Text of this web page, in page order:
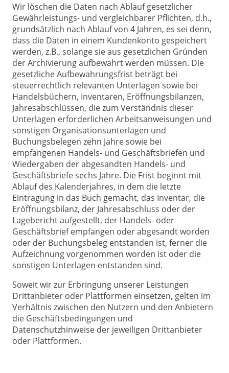
Wir löschen die Daten nach Ablauf gesetzlicher
Gewährleistungs- und vergleichbarer Pflichten, d.h.,
grundsätzlich nach Ablauf von 4 Jahren, es sei denn,
dass die Daten in einem Kundenkonto gespeichert
werden, z.B., solange sie aus gesetzlichen Gründen
der Archivierung aufbewahrt werden müssen. Die
gesetzliche Aufbewahrungsfrist beträgt bei
steuerrechtlich relevanten Unterlagen sowie bei
Handelsbüchern, Inventaren, Eröffnungsbilanzen,
Jahresabschlüssen, die zum Verständnis dieser
Unterlagen erforderlichen Arbeitsanweisungen und
sonstigen Organisationsunterlagen und
Buchungsbelegen zehn Jahre sowie bei
empfangenen Handels- und Geschäftsbriefen und
Wiedergaben der abgesandten Handels- und
Geschäftsbriefe sechs Jahre. Die Frist beginnt mit
Ablauf des Kalenderjahres, in dem die letzte
Eintragung in das Buch gemacht, das Inventar, die
Eröffnungsbilanz, der Jahresabschluss oder der
Lagebericht aufgestellt, der Handels- oder
Geschäftsbrief empfangen oder abgesandt worden
oder der Buchungsbeleg entstanden ist, ferner die
Aufzeichnung vorgenommen worden ist oder die
sonstigen Unterlagen entstanden sind.
Soweit wir zur Erbringung unserer Leistungen
Drittanbieter oder Plattformen einsetzen, gelten im
Verhältnis zwischen den Nutzern und den Anbietern
die Geschäftsbedingungen und
Datenschutzhinweise der jeweiligen Drittanbieter
oder Plattformen.